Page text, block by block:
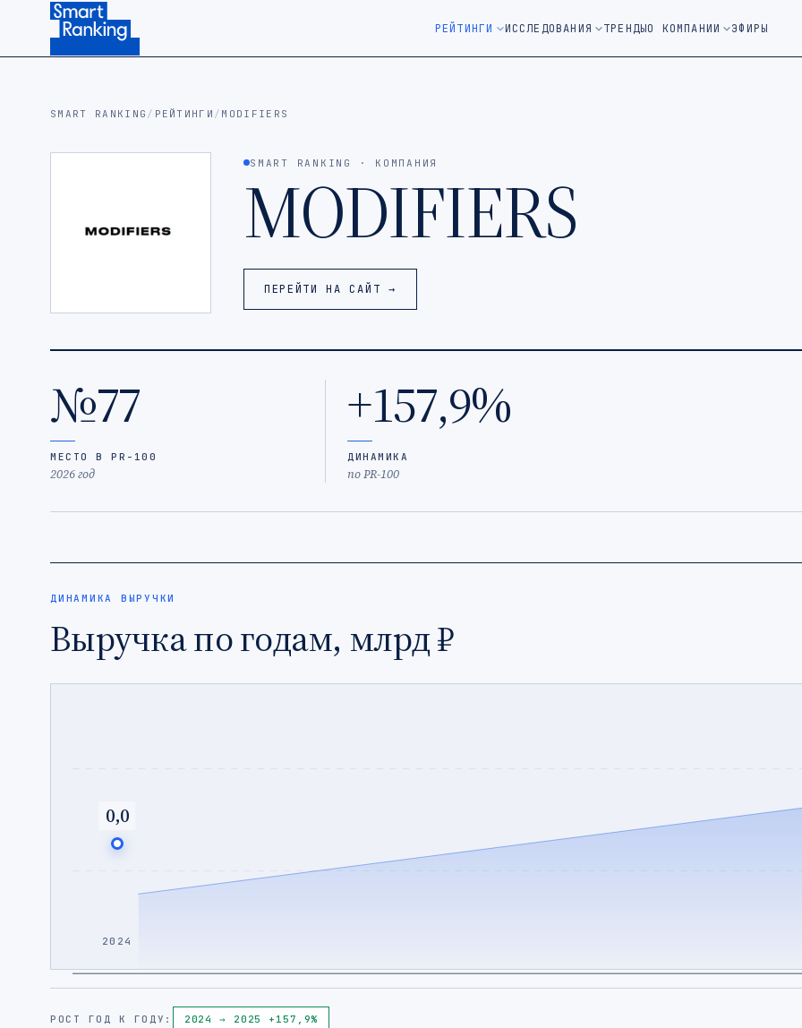
Подписаться на наш канал в Telegram (откроется в новом окне)
РЕЙТИНГИ ИССЛЕДОВАНИЯ ТРЕНДЫО КОМПАНИИ ЭФИРЫ
SMART RANKING / РЕЙТИНГИ / MODIFIERS
SMART RANKING · КОМПАНИЯ
MODIFIERS
ПЕРЕЙТИ НА САЙТ →
№77
МЕСТО В PR-100
2026 год
+157,9%
ДИНАМИКА
по PR-100
ДИНАМИКА ВЫРУЧКИ
Выручка по годам, млрд ₽
0,0
2024
РОСТ ГОД К ГОДУ: 2024 → 2025 +157,9%